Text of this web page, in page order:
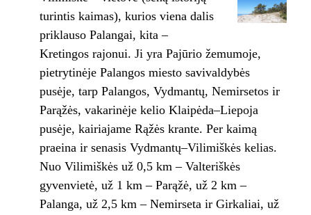
turintis kaimas), kurios viena dalis
priklauso Palangai, kita –
Kretingos rajonui. Ji yra Pajūrio žemumoje,
pietrytinėje Palangos miesto savivaldybės
pusėje, tarp Palangos, Vydmantų, Nemirsetos ir
Parąžės, vakarinėje kelio Klaipėda–Liepoja
pusėje, kairiajame Rąžės krante. Per kaimą
praeina ir senasis Vydmantų–Vilimiškės kelias.
Nuo Vilimiškės už 0,5 km – Valteriškės
gyvenvietė, už 1 km – Parąžė, už 2 km –
Palanga, už 2,5 km – Nemirseta ir Girkaliai, už